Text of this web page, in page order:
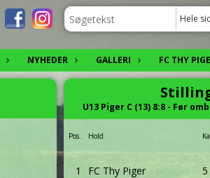
Hele
NYHEDER GALLERI FC THY
U13 Piger C (13) 8:8 - Før
Pos. Hold
1 FC Thy Piger 5